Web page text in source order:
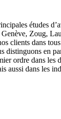
études
Zoug,
clients dans
distinguons en
ordre dans les
aussi dans les